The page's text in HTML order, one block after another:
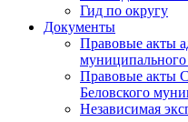
Гид по округу
Документы
Правовые акты
муниципального
Правовые акты
Беловского
Независимая